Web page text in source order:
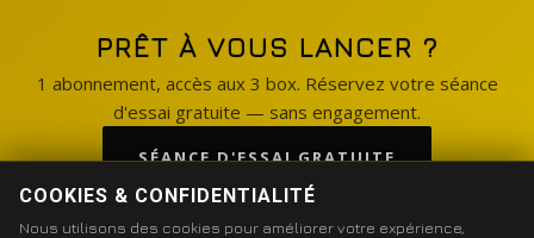
PRÊT À VOUS LANCER ?
1 abonnement, accès aux 3 box. Réservez votre séance
d'essai gratuite — sans engagement.
SÉANCE D'ESSAI GRATUITE
VOIR LES FORMULES
COOKIES & CONFIDENTIALITÉ
Nous utilisons des cookies pour améliorer votre expérience,